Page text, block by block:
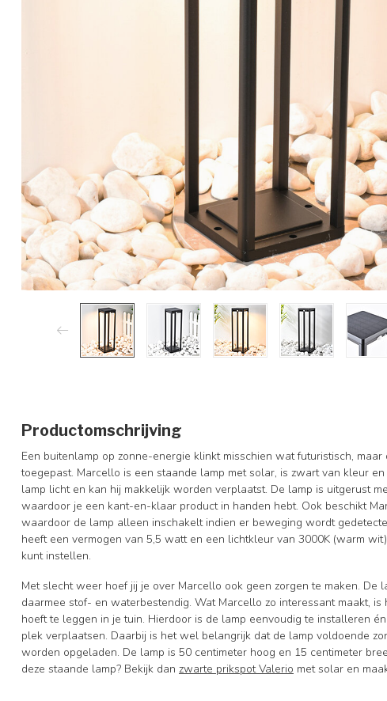
Productomschrijving
Een buitenlamp op zonne-energie klinkt misschien wat futuristisch,
toegepast. Marcello is een staande lamp met solar, is zwart van kleur
lamp licht en kan hij makkelijk worden verplaatst. De lamp is uitgerust
waardoor je een kant-en-klaar product in handen hebt. Ook beschikt
waardoor de lamp alleen inschakelt indien er beweging wordt
heeft een vermogen van 5,5 watt en een lichtkleur van 3000K (warm
kunt instellen.
Met slecht weer hoef jij je over Marcello ook geen zorgen te maken. De
daarmee stof- en waterbestendig. Wat Marcello zo interessant maakt,
hoeft te leggen in je tuin. Hierdoor is de lamp eenvoudig te installeren
plek verplaatsen. Daarbij is het wel belangrijk dat de lamp voldoende
worden opgeladen. De lamp is 50 centimeter hoog en 15 centimeter
deze staande lamp? Bekijk dan zwarte prikspot Valerio met solar en